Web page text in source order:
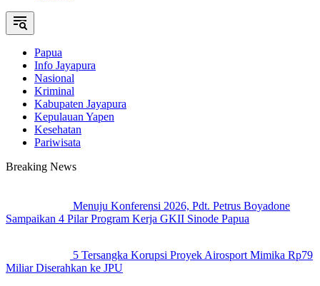
Papua
Info Jayapura
Nasional
Kriminal
Kabupaten Jayapura
Kepulauan Yapen
Kesehatan
Pariwisata
Breaking News
Menuju Konferensi 2026, Pdt. Petrus Boyadone
Sampaikan 4 Pilar Program Kerja GKII Sinode Papua
5 Tersangka Korupsi Proyek Airosport Mimika Rp79
Miliar Diserahkan ke JPU